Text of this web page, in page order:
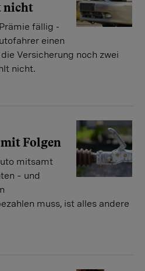
nicht
fällig
einen
­Versicherung noch zwei
nicht.
Folgen
mitsamt
– und
muss, ist alles andere